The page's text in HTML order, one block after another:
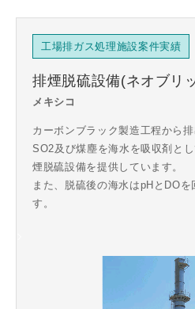
工場排ガス処理施設案件実績
排煙脱硫設備(ネオブリ
メキシコ
カーボンブラック製造工程から
SO2及び煤塵を海水を吸収剤と
煙脱硫設備を提供しています。
また、脱硫後の海水はpHとDO
す。